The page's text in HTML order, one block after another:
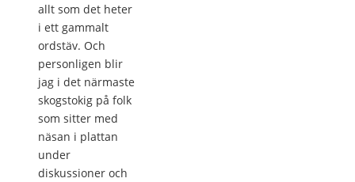
allt som det heter
i ett gammalt
ordstäv. Och
personligen blir
jag i det närmaste
skogstokig på folk
som sitter med
näsan i plattan
under
diskussioner och